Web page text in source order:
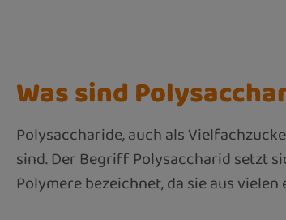
Was sind
Polysaccharide, auch als
sind. Der Begriff Polysaccharid setzt
Polymere bezeichnet, da sie aus